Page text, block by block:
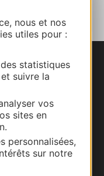
nous et nos
utiles pour :
statistiques
suivre la
vos
sites en
personnalisées,
sur notre